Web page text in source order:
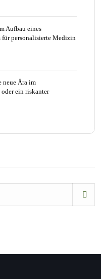
Aufbau eines
für personalisierte Medizin
neue Ära im
oder ein riskanter